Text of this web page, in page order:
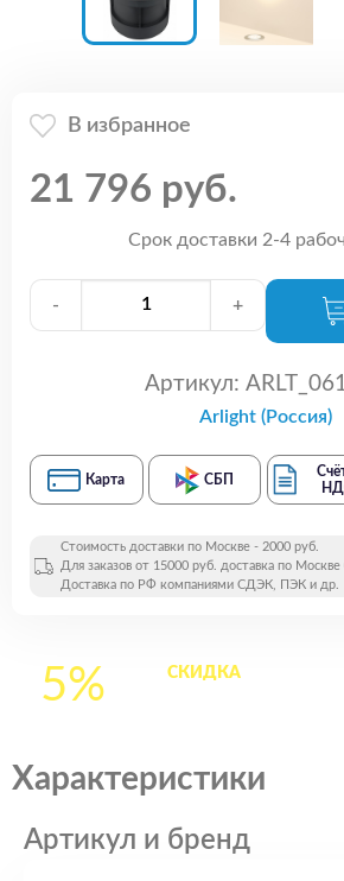
В избранное
21 796 руб.
Срок доставки 2-4
- +
Артикул:
Arlight (Россия)
Карта СБП
Стоимость доставки по Москве - 2000 руб.
Для заказов от 15000 руб. доставка по Москве
Доставка по РФ компаниями СДЭК, ПЭК и др.
5% СКИДКАна все
Характеристики
Артикул и бренд